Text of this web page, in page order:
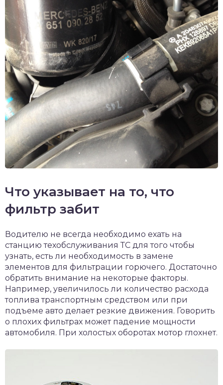
Что указывает на то, что
фильтр забит
Водителю не всегда необходимо ехать на
станцию техобслуживания ТС для того чтобы
узнать, есть ли необходимость в замене
элементов для фильтрации горючего. Достаточно
обратить внимание на некоторые факторы.
Например, увеличилось ли количество расхода
топлива транспортным средством или при
подъеме авто делает резкие движения. Говорить
о плохих фильтрах может падение мощности
автомобиля. При холостых оборотах мотор глохнет.